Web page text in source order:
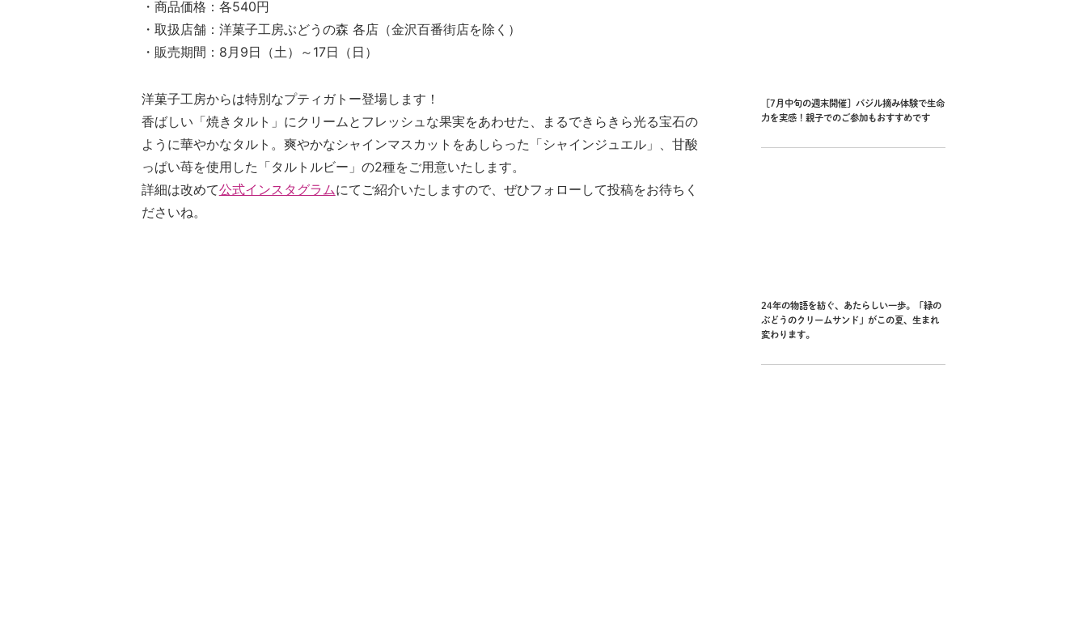
・商品価格：各540円
・取扱店舗：洋菓子工房ぶどうの森 各店（金沢百番街店を除く）
・販売期間：8月9日（土）～17日（日）
洋菓子工房からは特別なプティガトー登場します！
香ばしい「焼きタルト」にクリームとフレッシュな果実をあわせた、まるできらきら光る宝石の
ように華やかなタルト。爽やかなシャインマスカットをあしらった「シャインジュエル」、甘酸
っぱい苺を使用した「タルトルビー」の2種をご用意いたします。
詳細は改めて公式インスタグラムにてご紹介いたしますので、ぜひフォローして投稿をお待ちく
ださいね。
［7月中旬の週末開催］バジル摘み体験で生命
力を実感！親子でのご参加もおすすめです
24年の物語を紡ぐ、あたらしい一歩。「緑の
ぶどうのクリームサンド」がこの夏、生まれ
変わります。